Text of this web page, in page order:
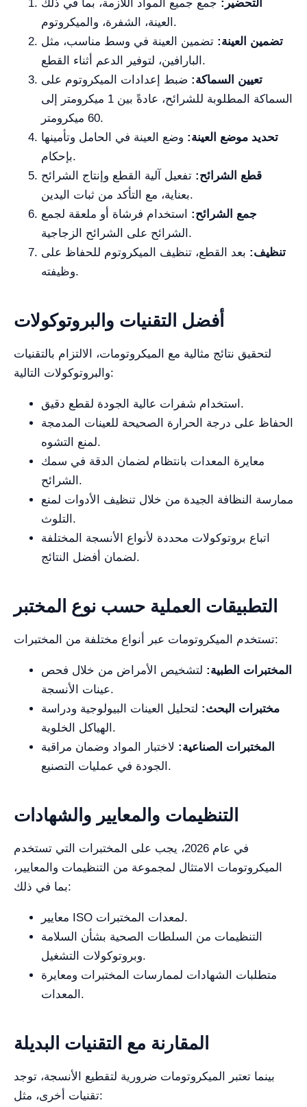
التحضير: جمع جميع المواد اللازمة، بما في ذلك
العينة، الشفرة، والميكروتوم.
تضمين العينة: تضمين العينة في وسط مناسب، مثل
البارافين، لتوفير الدعم أثناء القطع.
تعيين السماكة: ضبط إعدادات الميكروتوم على
السماكة المطلوبة للشرائح، عادةً بين 1 ميكرومتر إلى
60 ميكرومتر.
تحديد موضع العينة: وضع العينة في الحامل وتأمينها
بإحكام.
قطع الشرائح: تفعيل آلية القطع وإنتاج الشرائح
بعناية، مع التأكد من ثبات اليدين.
جمع الشرائح: استخدام فرشاة أو ملعقة لجمع
الشرائح على الشرائح الزجاجية.
تنظيف: بعد القطع، تنظيف الميكروتوم للحفاظ على
وظيفته.
أفضل التقنيات والبروتوكولات
لتحقيق نتائج مثالية مع الميكروتومات، الالتزام بالتقنيات
والبروتوكولات التالية:
استخدام شفرات عالية الجودة لقطع دقيق.
الحفاظ على درجة الحرارة الصحيحة للعينات المدمجة
لمنع التشوه.
معايرة المعدات بانتظام لضمان الدقة في سمك
الشرائح.
ممارسة النظافة الجيدة من خلال تنظيف الأدوات لمنع
التلوث.
اتباع بروتوكولات محددة لأنواع الأنسجة المختلفة
لضمان أفضل النتائج.
التطبيقات العملية حسب نوع المختبر
تستخدم الميكروتومات عبر أنواع مختلفة من المختبرات:
المختبرات الطبية: لتشخيص الأمراض من خلال فحص
عينات الأنسجة.
مختبرات البحث: لتحليل العينات البيولوجية ودراسة
الهياكل الخلوية.
المختبرات الصناعية: لاختبار المواد وضمان مراقبة
الجودة في عمليات التصنيع.
التنظيمات والمعايير والشهادات
في عام 2026، يجب على المختبرات التي تستخدم
الميكروتومات الامتثال لمجموعة من التنظيمات والمعايير،
بما في ذلك:
معايير ISO لمعدات المختبرات.
التنظيمات من السلطات الصحية بشأن السلامة
وبروتوكولات التشغيل.
متطلبات الشهادات لممارسات المختبرات ومعايرة
المعدات.
المقارنة مع التقنيات البديلة
بينما تعتبر الميكروتومات ضرورية لتقطيع الأنسجة، توجد
تقنيات أخرى، مثل: